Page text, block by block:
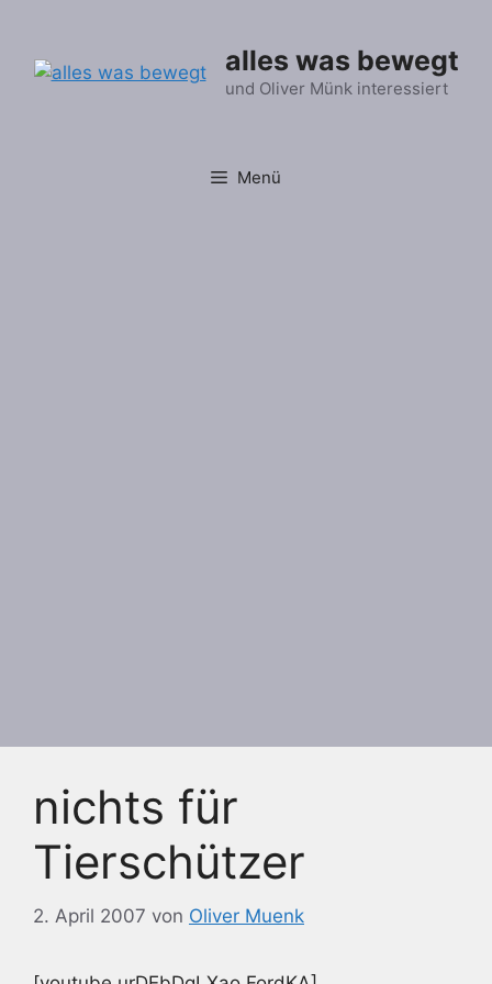
springen
alles was bewegt
und Oliver Münk interessiert
Menü
nichts für
Tierschützer
2. April 2007 von Oliver Muenk